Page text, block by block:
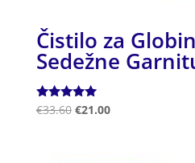
Čistilo za
Sedežne
Ocenjeno
€33.60 €21.00